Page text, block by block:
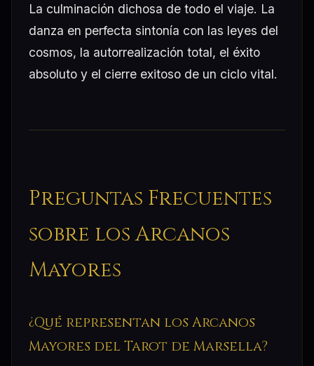
La culminación dichosa de todo el viaje. La
danza en perfecta sintonía con las leyes del
cosmos, la autorrealización total, el éxito
absoluto y el cierre exitoso de un ciclo vital.
Preguntas Frecuentes
sobre los Arcanos
Mayores
¿Qué representan los Arcanos
Mayores del Tarot de Marsella?